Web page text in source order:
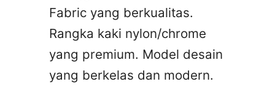
Fabric yang berkualitas.
Rangka kaki nylon/chrome
yang premium. Model desain
yang berkelas dan modern.